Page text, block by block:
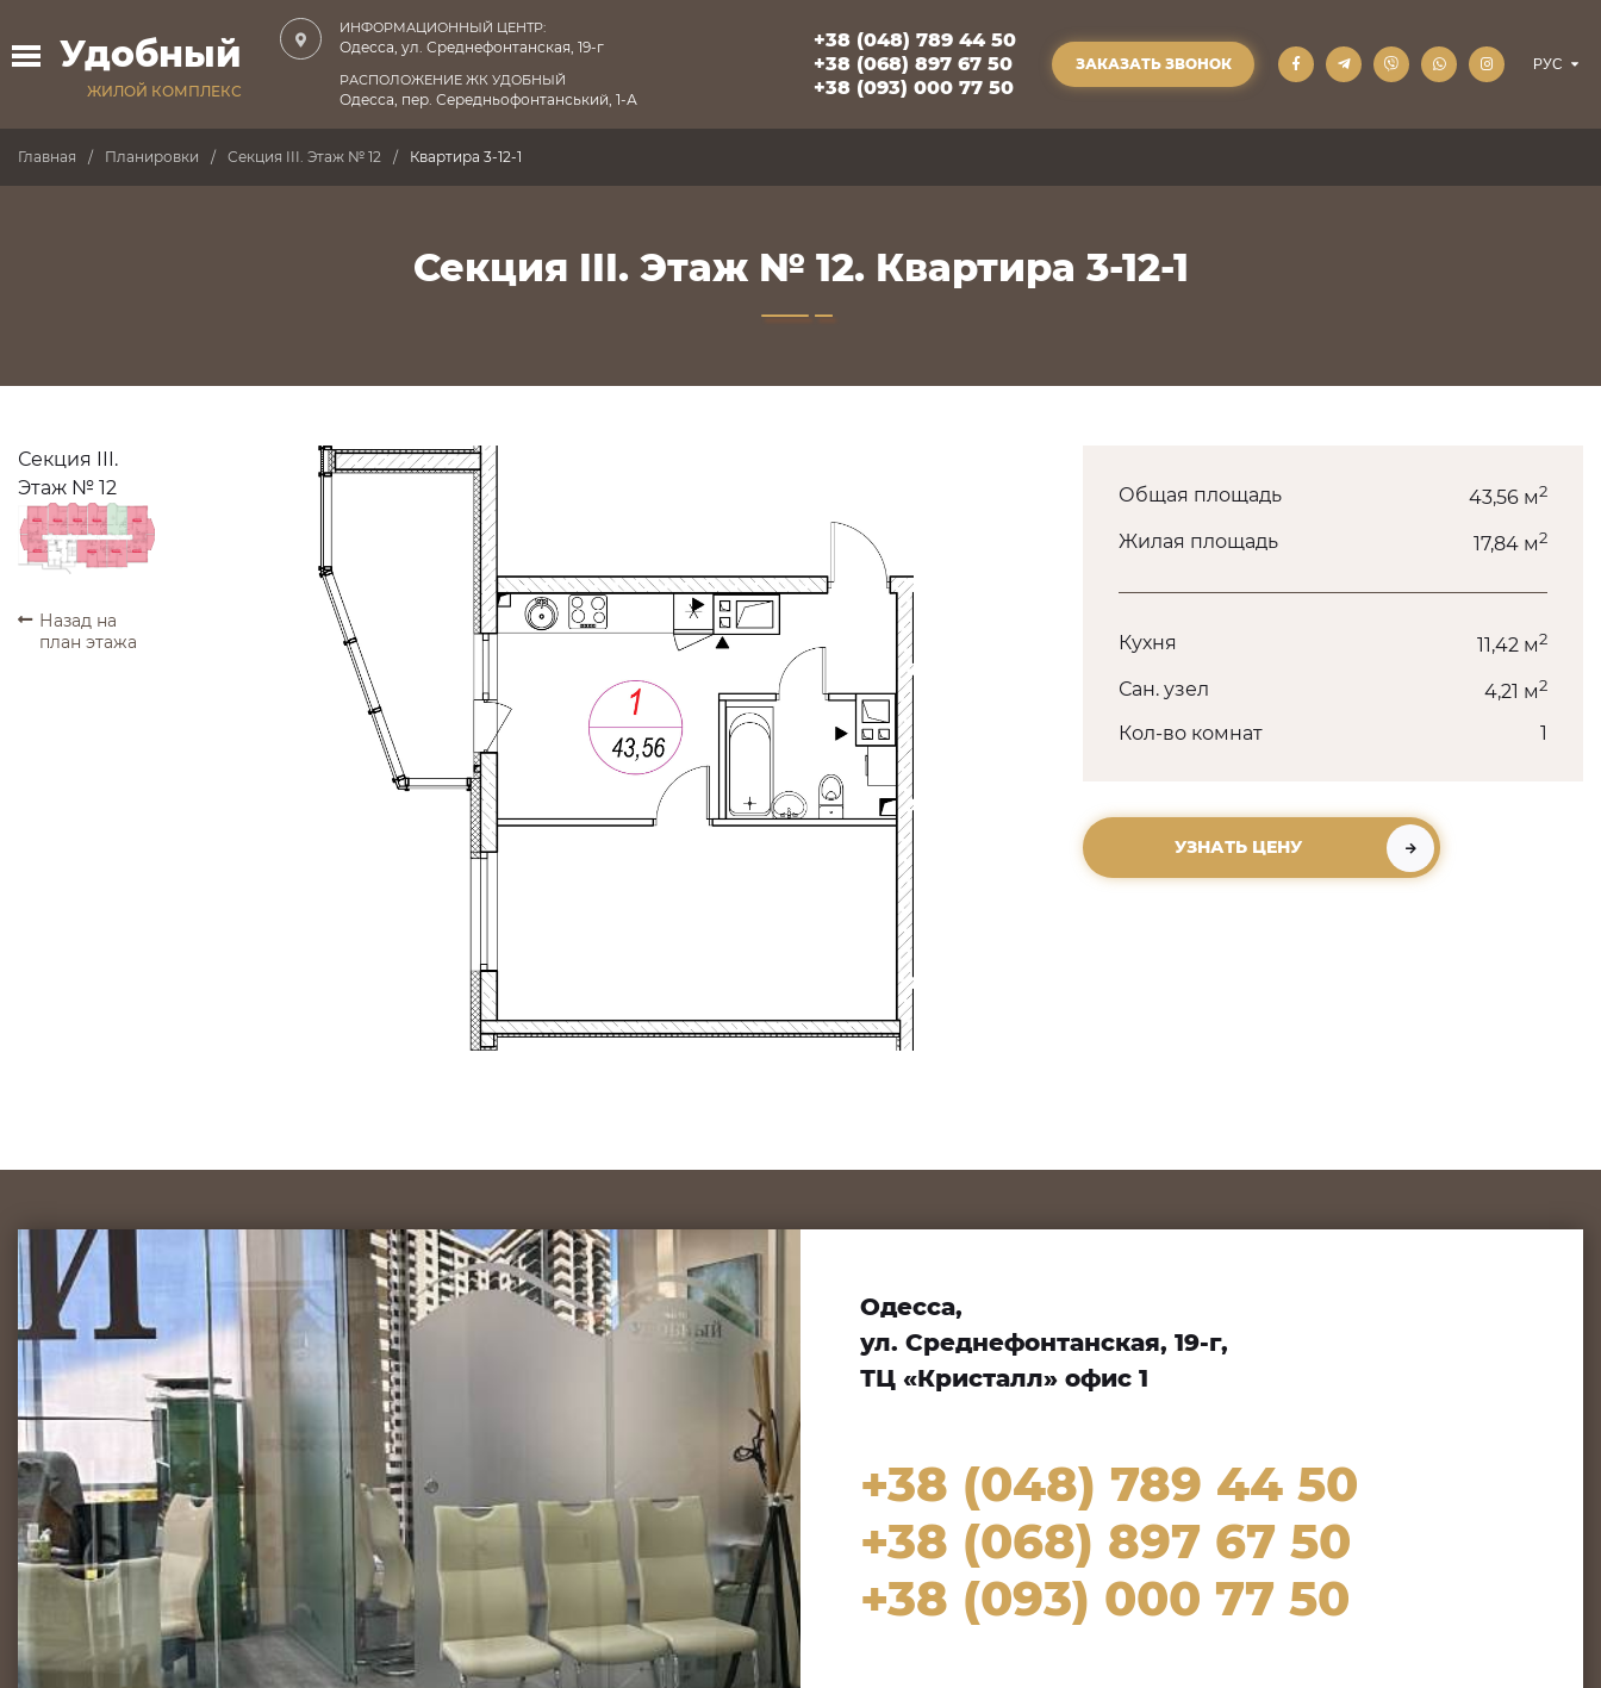
Удобный
ЖИЛОЙ КОМПЛЕКС
ИНФОРМАЦИОННЫЙ ЦЕНТР:
Одесса, ул. Среднефонтанская, 19-г
РАСПОЛОЖЕНИЕ ЖК УДОБНЫЙ
Одесса, пер. Середньофонтанський, 1-А
+38 (048) 789 44 50
+38 (068) 897 67 50
+38 (093) 000 77 50
ЗАКАЗАТЬ ЗВОНОК
Главная Планировки Секция III. Этаж № 12 Квартира 3-12-1
Секция III. Этаж № 12. Квартира 3-12-1
Секция III.
Этаж № 12
ПРОДАНО
Назад на
план этажа
Общая площадь 43,56 м2
Жилая площадь 17,84 м2
Кухня 11,42 м2
Сан. узел 4,21 м2
Кол-во комнат 1
УЗНАТЬ ЦЕНУ
Одесса,
ул. Среднефонтанская, 19-г,
ТЦ «Кристалл» офис 1
+38 (048) 789 44 50
+38 (068) 897 67 50
+38 (093) 000 77 50